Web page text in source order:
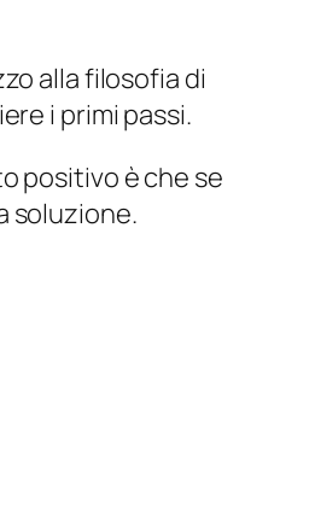
alla filosofia di
i primi passi.
positivo è che se
soluzione.